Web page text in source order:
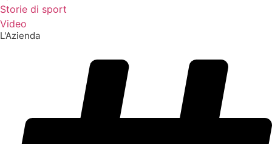
Storie di sport
Video
L'Azienda